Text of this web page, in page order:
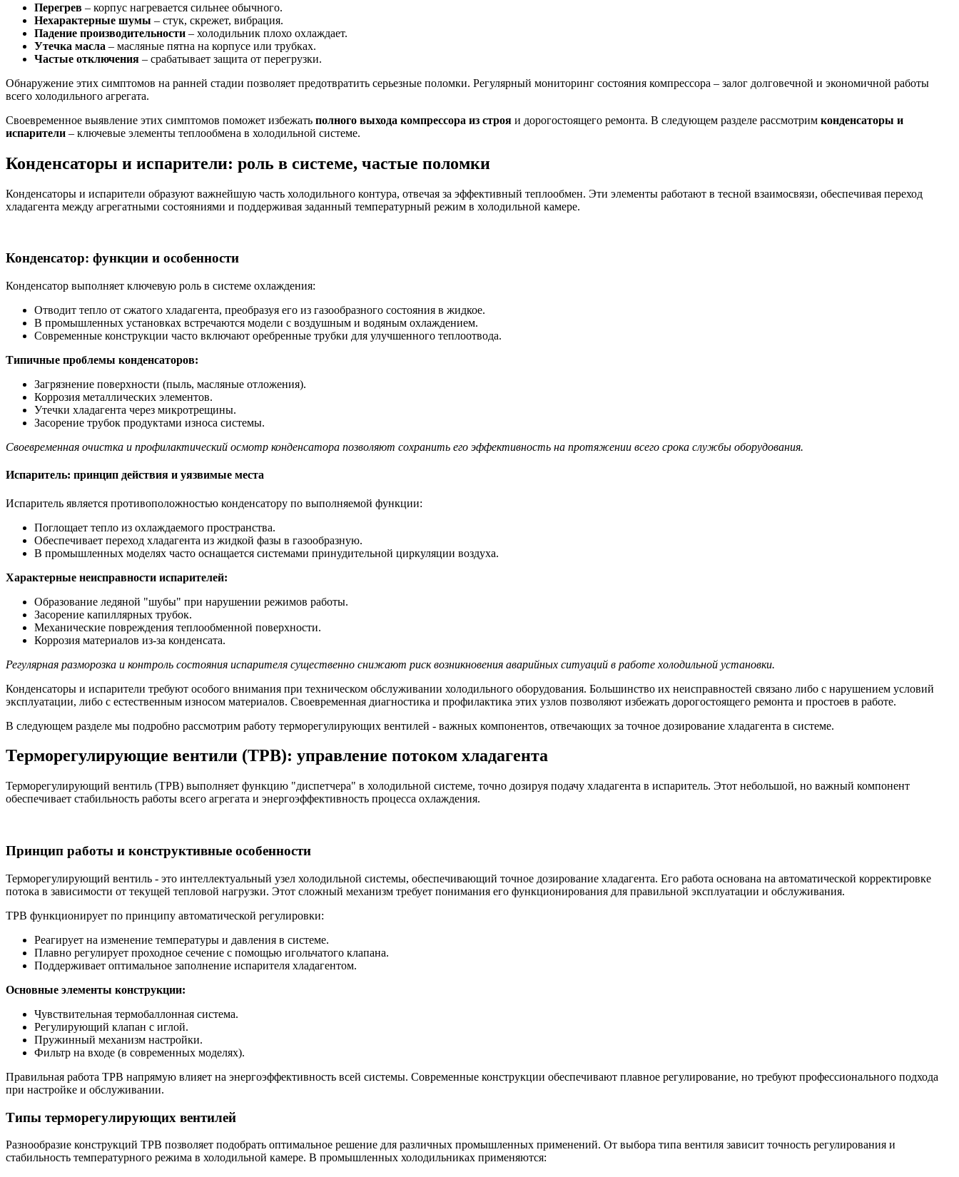
Перегрев – корпус нагревается сильнее обычного.
Нехарактерные шумы – стук, скрежет, вибрация.
Падение производительности – холодильник плохо охлаждает.
Утечка масла – масляные пятна на корпусе или трубках.
Частые отключения – срабатывает защита от перегрузки.
Обнаружение этих симптомов на ранней стадии позволяет предотвратить серьезные поломки. Регулярный мониторинг состояния компрессора – залог долговечной и экономичной работы
всего холодильного агрегата.
Своевременное выявление этих симптомов поможет избежать полного выхода компрессора из строя и дорогостоящего ремонта. В следующем разделе рассмотрим конденсаторы и
испарители – ключевые элементы теплообмена в холодильной системе.
Конденсаторы и испарители: роль в системе, частые поломки
Конденсаторы и испарители образуют важнейшую часть холодильного контура, отвечая за эффективный теплообмен. Эти элементы работают в тесной взаимосвязи, обеспечивая переход
хладагента между агрегатными состояниями и поддерживая заданный температурный режим в холодильной камере.
Конденсатор: функции и особенности
Конденсатор выполняет ключевую роль в системе охлаждения:
Отводит тепло от сжатого хладагента, преобразуя его из газообразного состояния в жидкое.
В промышленных установках встречаются модели с воздушным и водяным охлаждением.
Современные конструкции часто включают оребренные трубки для улучшенного теплоотвода.
Типичные проблемы конденсаторов:
Загрязнение поверхности (пыль, масляные отложения).
Коррозия металлических элементов.
Утечки хладагента через микротрещины.
Засорение трубок продуктами износа системы.
Своевременная очистка и профилактический осмотр конденсатора позволяют сохранить его эффективность на протяжении всего срока службы оборудования.
Испаритель: принцип действия и уязвимые места
Испаритель является противоположностью конденсатору по выполняемой функции:
Поглощает тепло из охлаждаемого пространства.
Обеспечивает переход хладагента из жидкой фазы в газообразную.
В промышленных моделях часто оснащается системами принудительной циркуляции воздуха.
Характерные неисправности испарителей:
Образование ледяной "шубы" при нарушении режимов работы.
Засорение капиллярных трубок.
Механические повреждения теплообменной поверхности.
Коррозия материалов из-за конденсата.
Регулярная разморозка и контроль состояния испарителя существенно снижают риск возникновения аварийных ситуаций в работе холодильной установки.
Конденсаторы и испарители требуют особого внимания при техническом обслуживании холодильного оборудования. Большинство их неисправностей связано либо с нарушением условий
эксплуатации, либо с естественным износом материалов. Своевременная диагностика и профилактика этих узлов позволяют избежать дорогостоящего ремонта и простоев в работе.
В следующем разделе мы подробно рассмотрим работу терморегулирующих вентилей - важных компонентов, отвечающих за точное дозирование хладагента в системе.
Терморегулирующие вентили (ТРВ): управление потоком хладагента
Терморегулирующий вентиль (ТРВ) выполняет функцию "диспетчера" в холодильной системе, точно дозируя подачу хладагента в испаритель. Этот небольшой, но важный компонент
обеспечивает стабильность работы всего агрегата и энергоэффективность процесса охлаждения.
Принцип работы и конструктивные особенности
Терморегулирующий вентиль - это интеллектуальный узел холодильной системы, обеспечивающий точное дозирование хладагента. Его работа основана на автоматической корректировке
потока в зависимости от текущей тепловой нагрузки. Этот сложный механизм требует понимания его функционирования для правильной эксплуатации и обслуживания.
ТРВ функционирует по принципу автоматической регулировки:
Реагирует на изменение температуры и давления в системе.
Плавно регулирует проходное сечение с помощью игольчатого клапана.
Поддерживает оптимальное заполнение испарителя хладагентом.
Основные элементы конструкции:
Чувствительная термобаллонная система.
Регулирующий клапан с иглой.
Пружинный механизм настройки.
Фильтр на входе (в современных моделях).
Правильная работа ТРВ напрямую влияет на энергоэффективность всей системы. Современные конструкции обеспечивают плавное регулирование, но требуют профессионального подхода
при настройке и обслуживании.
Типы терморегулирующих вентилей
Разнообразие конструкций ТРВ позволяет подобрать оптимальное решение для различных промышленных применений. От выбора типа вентиля зависит точность регулирования и
стабильность температурного режима в холодильной камере. В промышленных холодильниках применяются: